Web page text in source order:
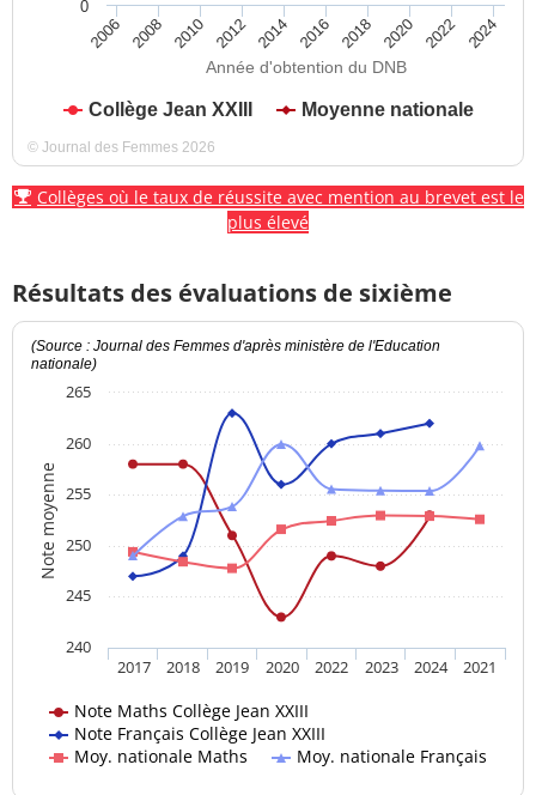
Année d'obtention du DNB
Collège Jean XXIII Moyenne nationale
2006 2008 2010 2012 2014 2016 2018 2020 2022 2024
0
© Journal des Femmes 2026
Collèges où le taux de réussite avec mention au brevet est le
plus élevé
Résultats des évaluations de sixième
Note moyenne
(Source : Journal des Femmes d'après ministère de l'Education
nationale)
Note Maths Collège Jean XXIII
Note Français Collège Jean XXIII
Moy. nationale Maths
Moy. nationale Français
2017 2018 2019 2020 2022 2023 2024 2021
240
245
250
255
260
265